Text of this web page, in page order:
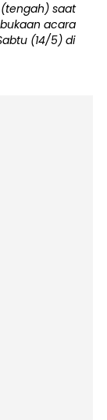
(tengah) saat
acara
(14/5) di